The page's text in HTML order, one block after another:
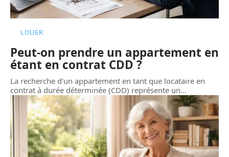
LOUER
Peut-on prendre un appartement en
étant en contrat CDD ?
La recherche d’un appartement en tant que locataire en
contrat à durée déterminée (CDD) représente un…